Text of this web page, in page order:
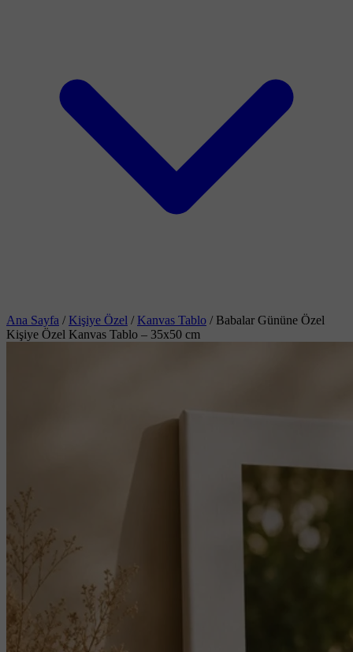
Ana Sayfa / Kişiye Özel / Kanvas Tablo / Babalar Gününe Özel
Kişiye Özel Kanvas Tablo – 35x50 cm